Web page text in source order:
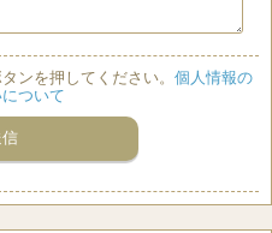
ンを押してください。 個人情報の
ついて